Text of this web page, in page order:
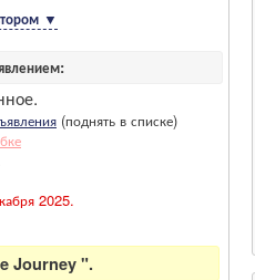
▼
(поднять в списке)
2025.
Journey ".